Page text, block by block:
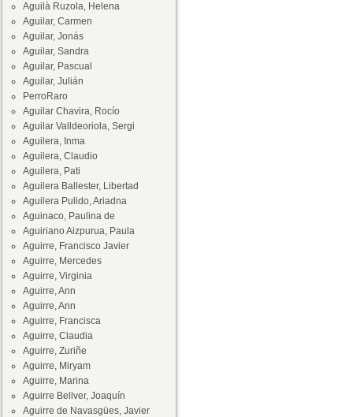
Aguilà Ruzola, Helena
Aguilar, Carmen
Aguilar, Jonás
Aguilar, Sandra
Aguilar, Pascual
Aguilar, Julián
PerroRaro
Aguilar Chavira, Rocío
Aguilar Valldeoriola, Sergi
Aguilera, Inma
Aguilera, Claudio
Aguilera, Pati
Aguilera Ballester, Libertad
Aguilera Pulido, Ariadna
Aguinaco, Paulina de
Aguiriano Aizpurua, Paula
Aguirre, Francisco Javier
Aguirre, Mercedes
Aguirre, Virginia
Aguirre, Ann
Aguirre, Ann
Aguirre, Francisca
Aguirre, Claudia
Aguirre, Zuriñe
Aguirre, Miryam
Aguirre, Marina
Aguirre Bellver, Joaquín
Aguirre de Navasgües, Javier